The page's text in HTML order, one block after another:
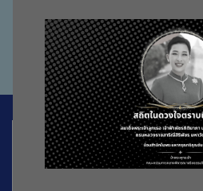
Go to